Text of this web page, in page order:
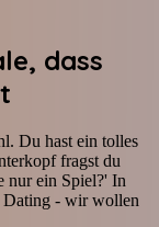
dass
Du hast ein tolles
fragst du
nur ein Spiel?' In
Dating - wir wollen